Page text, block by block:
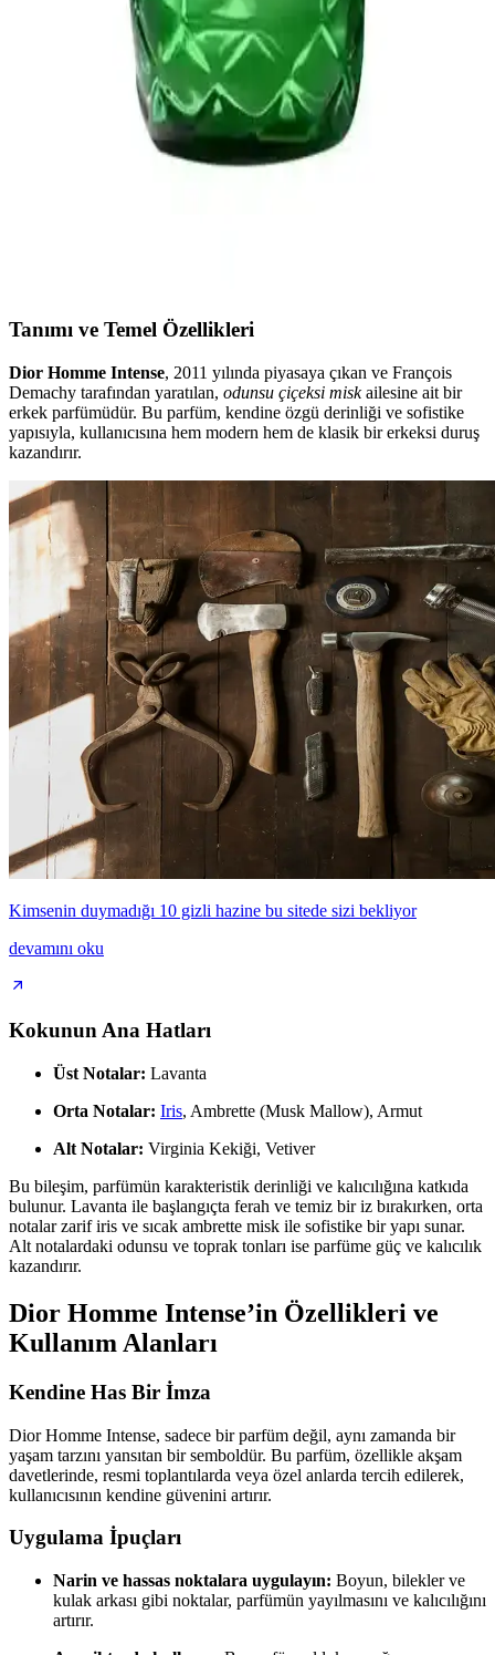
Dior Sauvage Elixir: Modern Erkekler İçin Yoğun
ve Kalıcı Parfüm Seçeneği
Dior Sauvage Elixir, yoğun yapısı ve kalıcılığıyla modern erkeğin
favorisi olmaya aday, ferah ve odunsu aromalarla öne çıkan lüks bir
Pino Silvestre Edt 125 Ml Erkek Parfümü Doğal ve
Tanımı ve Temel Özellikleri
Dior Homme Intense, 2011 yılında piyasaya çıkan ve François
Demachy tarafından yaratılan, odunsu çiçeksi miskailesine ait bir
erkek parfümüdür. Bu parfüm, kendine özgü derinliği ve sofistike
yapısıyla, kullanıcısına hem modern hem de klasik bir erkeksi duruş
kazandırır.
Kimsenin duymadığı 10 gizli hazine bu sitede sizi bekliyor
devamını oku
Kokunun Ana Hatları
Üst Notalar: Lavanta
Orta Notalar: Iris, Ambrette (Musk Mallow), Armut
Alt Notalar: Virginia Kekiği, Vetiver
Bu bileşim, parfümün karakteristik derinliği ve kalıcılığına katkıda
bulunur. Lavanta ile başlangıçta ferah ve temiz bir iz bırakırken, orta
notalar zarif iris ve sıcak ambrette misk ile sofistike bir yapı sunar.
Alt notalardaki odunsu ve toprak tonları ise parfüme güç ve kalıcılık
kazandırır.
Dior Homme Intense’in Özellikleri ve
Kullanım Alanları
Kendine Has Bir İmza
Dior Homme Intense, sadece bir parfüm değil, aynı zamanda bir
yaşam tarzını yansıtan bir semboldür. Bu parfüm, özellikle akşam
davetlerinde, resmi toplantılarda veya özel anlarda tercih edilerek,
kullanıcısının kendine güvenini artırır.
Uygulama İpuçları
Narin ve hassas noktalara uygulayın: Boyun, bilekler ve
kulak arkası gibi noktalar, parfümün yayılmasını ve kalıcılığını
artırır.